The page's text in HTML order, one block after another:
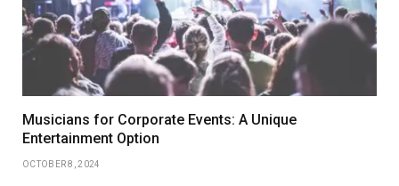
Musicians for Corporate Events: A Unique
Entertainment Option
OCTOBER 8, 2024